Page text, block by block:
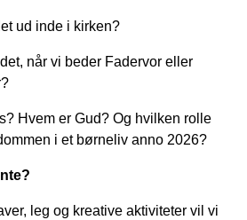
ud inde i kirken?
når vi beder Fadervor eller
Hvem er Gud? Og hvilken rolle
i et børneliv anno 2026?
leg og kreative aktiviteter vil vi